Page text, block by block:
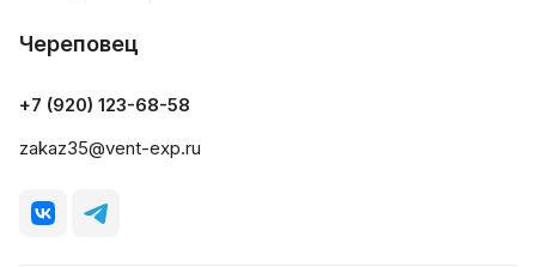
Череповец
+7 (920) 123-68-58
zakaz35@vent-exp.ru